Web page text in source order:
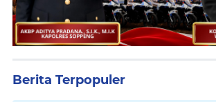
Berita Terpopuler